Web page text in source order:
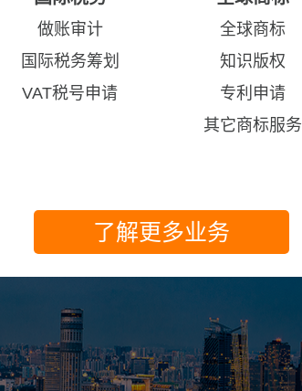
做账审计
国际税务筹划
VAT税号申请
全球商标
知识版权
专利申请
其它商标服务
了解更多业务